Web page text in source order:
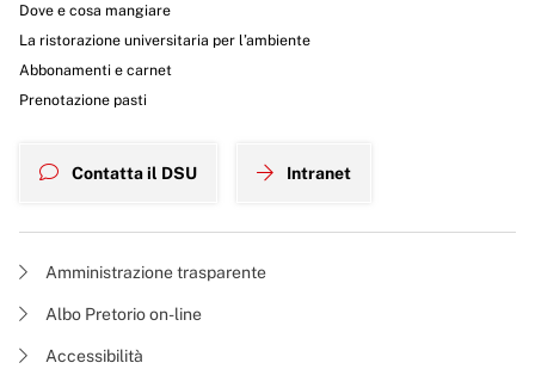
Dove e cosa mangiare
La ristorazione universitaria per l’ambiente
Abbonamenti e carnet
Prenotazione pasti
Contatta il DSU Intranet
Amministrazione trasparente
Albo Pretorio on-line
Accessibilità